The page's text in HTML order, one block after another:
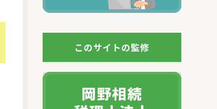
このサイトの監修